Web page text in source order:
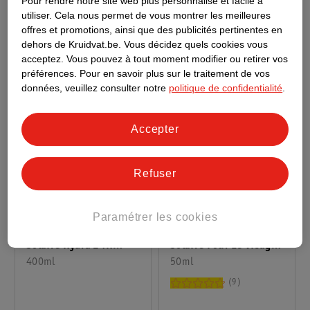
Épuisé
81
Solaire Hydra 24H
FPS50
400ml
Solaire Pour Le Visage
Hydraplus FPS 30
50ml
9
utiliser. Cela nous permet de vous montrer les meilleures
offres et promotions, ainsi que des publicités pertinentes en
dehors de Kruidvat.be. Vous décidez quels cookies vous
acceptez. Vous pouvez à tout moment modifier ou retirer vos
préférences. Pour en savoir plus sur le traitement de vos
données, veuillez consulter notre politique de confidentialité
Paramétrer les cookies
Refuser
Accepter